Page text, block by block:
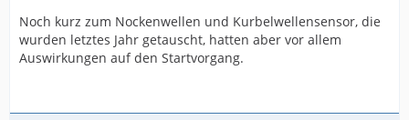
Noch kurz zum Nockenwellen und Kurbelwellensensor, die
wurden letztes Jahr getauscht, hatten aber vor allem
Auswirkungen auf den Startvorgang.